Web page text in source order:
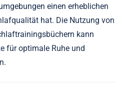
einen erheblichen
hat. Die Nutzung von
kann
für optimale Ruhe und